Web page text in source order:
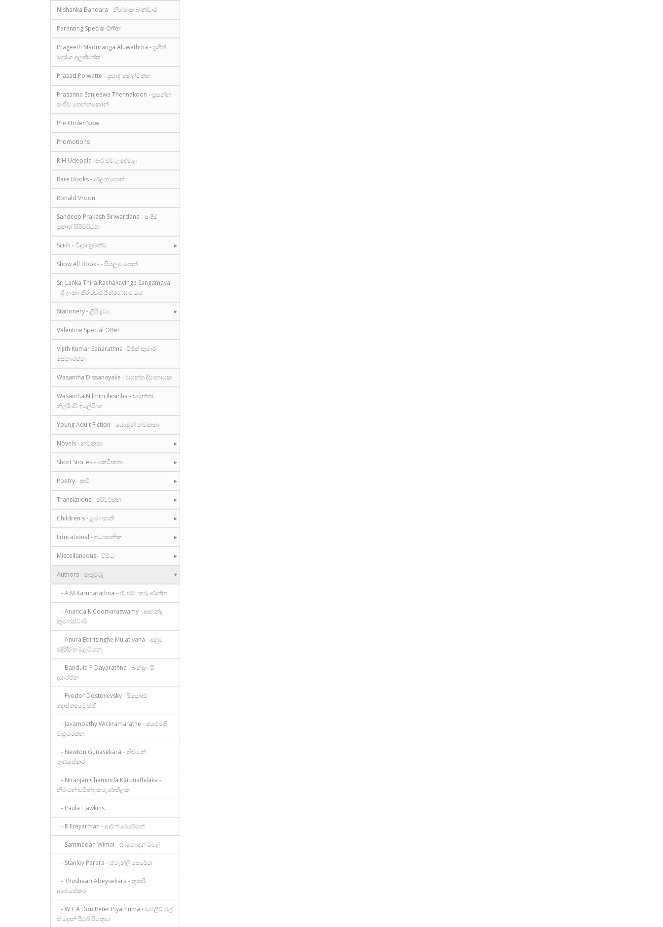
Nishanka Bandara - නිශ්ශංක බණ්ඩාර
Parenting Special Offer
Prageeth Maduranga Aluwaththa - ප්‍රගීත්
මදුරංග අලුත්වත්ත
Prasad Polwatte - ප්‍රසාද් පොල්වත්ත
Prasanna Sanjeewa Thennakoon - ප්‍රසන්න
සංජීව තෙන්නකෝන්
Pre Order Now
Promotions
R.H.Udepala -ආර්.එච්.උදේපාල
Rare Books - දුර්ලභ පොත්
Ronald Vroon
Sandeep Prakash Siriwardana - සංදීප්
ප්‍රකාශ් සිරිවර්ධන
Sci-Fi - විද්‍යා ප්‍රබන්ධ
Show All Books - සියලුම පොත්
Sri Lanka Thira Rachakayinge Sangamaya
- ශ්‍රී ලංකා තිර රචකයින්ගේ සංගමය
Stationery - ලිපි ද්‍රව්‍ය
Valentine Special Offer
Vijith Kumar Senarathna -විජිත් කුමාර්
සේනාරත්න
Wasantha Dissanayake - වසන්ත දිසානායක
Wasantha Nilmini Ilesinha - වසන්තා
නිල්මිණි ඉලේසිංහ
Young Adult Fiction - යොවුන් නවකතා
Novels - නවකතා
Short Stories - කෙටිකතා
Poetry - කවි
Translations - පරිවර්තන
Children's - ළමා කෘති
Educational - අධ්‍යාපනික
Miscellaneous - විවිධ
Authors - කතුවරු
- A.M.Karunarathna - ඒ. එම්. කරුණාත්න
- Ananda K Coomaraswamy - ආනන්ද
කුමාරස්වාමි
- Anura Edirisinghe Mulatiyana - අනුර
එදිරිසිංහ මුලටියන
- Bandula P Dayarathna - බන්දුල පී
දයාරත්න
- Fyodor Dostoyevsky - පියෝදර්
දොස්තයෙව්ස්කි
- Jayampathy Wickramaratne - ජයම්පතී
වික්‍රමරත්න
- Newton Gunasekara - නිව්ටන්
ගුණසේකර
- Niranjan Chaminda Karunathilaka -
නිරංජන් චමින්ද කරුණාතිලක
- Paula Hawkins
- R Freyarman - ආර් ෆ්රෙයර්මන්
- Saminadan Wimal - සාමිනාදන් විමල්
- Stanley Perera - ස්ටැන්ලි පෙරේරා
- Thushaari Abeysekara - තුෂාරි
අබේසේකර
- W L A Don Peter Piyathuma - ඩබ්ලිව් එල්
ඒ දොන් පීටර් පියතුමා